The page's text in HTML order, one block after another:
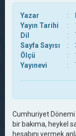
Yazar :
Yayın Tarihi
:
Dil
:
Sayfa Sayısı
:
Ölçü
:
Yayınevi
:
Cumhuriyet
bir bakıma, heykel
hesabını vermek